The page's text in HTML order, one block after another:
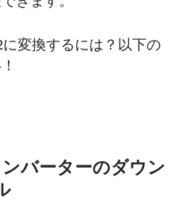
変換するには？以下の
バーターのダウン